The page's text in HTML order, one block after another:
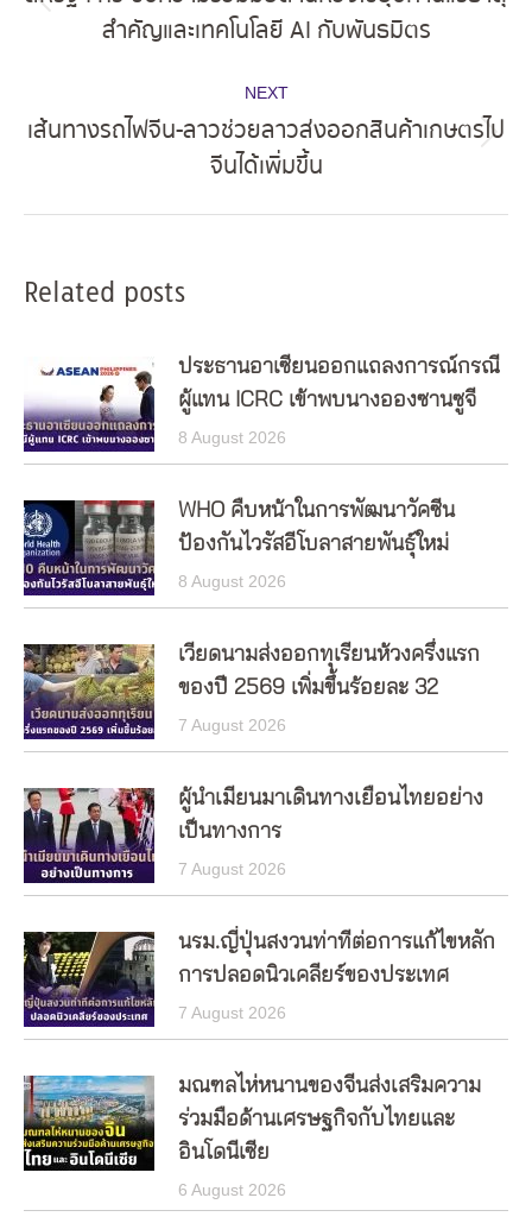
post:
สำคัญและเทคโนโลยี AI กับพันธมิตร
NEXT
Next
post:
เส้นทางรถไฟจีน-ลาวช่วยลาวส่งออกสินค้าเกษตรไป
จีนได้เพิ่มขึ้น
Related posts
ประธานอาเซียนออกแถลงการณ์กรณี
ผู้แทน ICRC เข้าพบนางอองซานซูจี
8 August 2026
WHO คืบหน้าในการพัฒนาวัคซีน
ป้องกันไวรัสอีโบลาสายพันธุ์ใหม่
8 August 2026
เวียดนามส่งออกทุเรียนห้วงครึ่งแรก
ของปี 2569 เพิ่มขึ้นร้อยละ 32
7 August 2026
ผู้นำเมียนมาเดินทางเยือนไทยอย่าง
เป็นทางการ
7 August 2026
นรม.ญี่ปุ่นสงวนท่าทีต่อการแก้ไขหลัก
การปลอดนิวเคลียร์ของประเทศ
7 August 2026
มณฑลไห่หนานของจีนส่งเสริมความ
ร่วมมือด้านเศรษฐกิจกับไทยและ
อินโดนีเซีย
6 August 2026